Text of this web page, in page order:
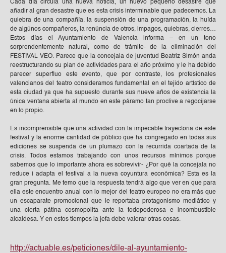
Cada día circula una nueva noticia, un nuevo pequeño desastre que
añadir al gran desastre que es esta crisis interminable que padecemos. La
quiebra de una compañía, la suspensión de una programación, la huída
de algúnos compañeros, la renúncia de otros, impagos, quiebras, cierres…
Estos días el Ayuntamiento de Valencia informa – en un tono
sorprendentemente natural, como de trámite- de la eliminación del
FESTIVAL VEO. Parece que la concejala de juventud Beatriz Simón anda
reestructurando su plan de actividades para el año próximo y le ha debido
parecer superfluo este evento, que por contraste, los profesionales
valencianos del teatro consideramos fundamental en el tejido artístico de
esta ciudad ya que ha supuesto durante sus nueve años de existencia la
única ventana abierta al mundo en este páramo tan proclive a regocijarse
en lo propio.
Es incomprensible que una actividad con la impecable trayectoria de este
festival y la enorme cantidad de público que ha congregado en todas sus
ediciones se suspenda de un plumazo con la recurrida coartada de la
crisis. Todos estamos trabajando con unos recursos mínimos porque
sabemos que lo importante ahora es sobrevivir- ¿Por qué la concejala no
reduce i adapta el festival a la nueva coyuntura económica? Esta es la
gran pregunta. Me temo que la respuesta tendrá algo que ver en que para
ella este encuentro anual con lo mejor del teatro europeo no era más que
un escaparate promocional que le reportaba protagonismo mediático y
una cierta pátina cosmopolita ante la todopoderosa e incombustible
alcaldesa. Y en estos tiempos la jefa debe valorar otras cosas.
http://actuable.es/peticiones/dile-al-ayuntamiento-